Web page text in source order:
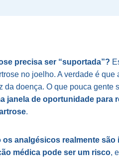
precisa ser “suportada”?
no joelho. A verdade é que
da doença. O que pouca gente
janela de oportunidade para
.
os analgésicos realmente são
médica pode ser um risco,